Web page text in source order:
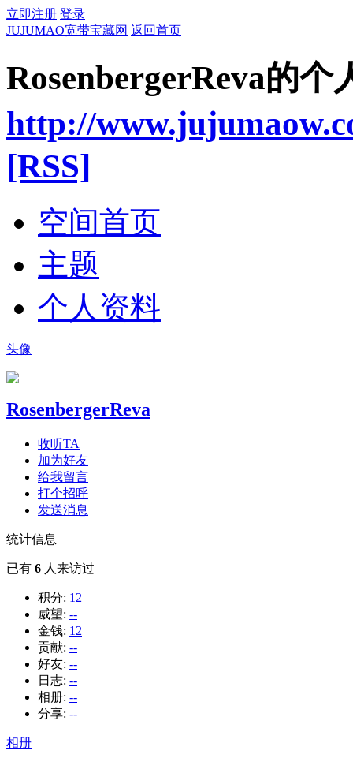
立即注册 登录
JUJUMAO宽带宝藏网 返回首页
RosenbergerReva的个
http://
[RSS]
空间首页
主题
个人资料
头像
RosenbergerReva
收听TA
加为好友
给我留言
打个招呼
发送消息
统计信息
已有 6 人来访过
积分: 12
威望: --
金钱: 12
贡献: --
好友: --
日志: --
相册: --
分享: --
相册